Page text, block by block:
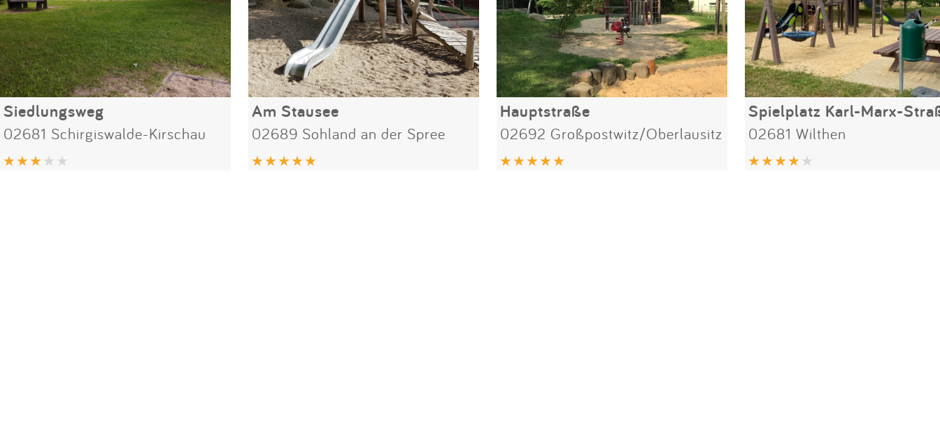
Siedlungsweg
02681 Schirgiswalde-Kirschau
Am Stausee
02689 Sohland an der Spree
Hauptstraße
02692 Großpostwitz/Oberlausitz
Spielplatz Karl-Marx-
02681 Wilthen